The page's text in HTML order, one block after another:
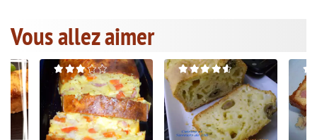
Vous allez aimer